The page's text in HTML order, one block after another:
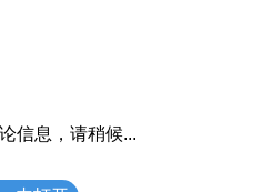
信息，请稍候...